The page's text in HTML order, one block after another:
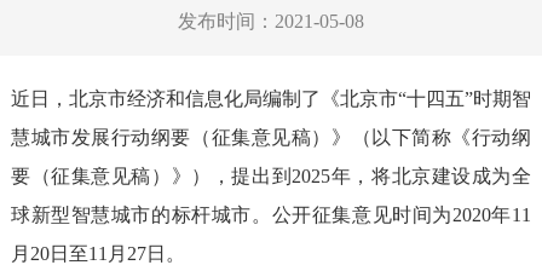
发布时间：2021-05-08
近日，北京市经济和信息化局编制了《北京市“十四五”时期智
慧城市发展行动纲要（征集意见稿）》（以下简称《行动纲
要（征集意见稿）》），提出到2025年，将北京建设成为全
球新型智慧城市的标杆城市。公开征集意见时间为2020年11
月20日至11月27日。